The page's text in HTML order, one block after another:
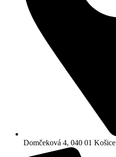
Domčeková 4, 040 01 Košice